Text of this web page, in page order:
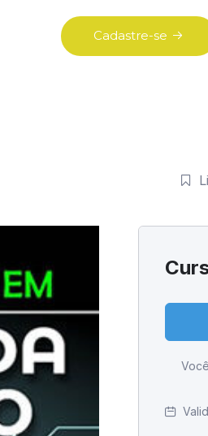
Cadastre-se